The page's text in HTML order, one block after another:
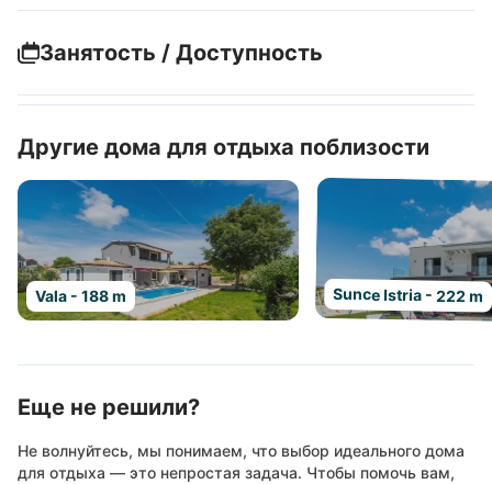
Занятость / Доступность
Другие дома для отдыха поблизости
Vala - 188 m Sunce Istria - 222 m
Еще не решили?
Не волнуйтесь, мы понимаем, что выбор идеального дома
для отдыха — это непростая задача. Чтобы помочь вам,